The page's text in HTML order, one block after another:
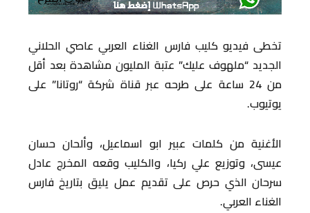
تخطى فيديو كليب فارس الغناء العربي عاصي الحلاني
الجديد “ملهوف عليك” عتبة المليون مشاهدة بعد أقل
من 24 ساعة على طرحه عبر قناة شركة “روتانا” على
يوتيوب.
الأغنية من كلمات عبير ابو اسماعيل، وألحان حسان
عيسى، وتوزيع علي ركيا، والكليب وقعه المخرج عادل
سرحان الذي حرص على تقديم عمل يليق بتاريخ فارس
الغناء العربي.